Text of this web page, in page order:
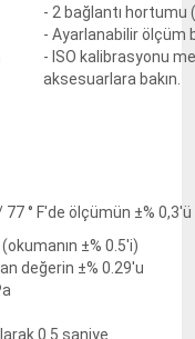
- 2 bağlantı
- Ayarlanabilir ölçüm
- ISO kalibrasyonu
aksesuarlara bakın.
77 ° F'de ölçümün ±% 0,3'ü
(okumanın ±% 0.5'i)
değerin ±% 0.29'u
0.5 saniye